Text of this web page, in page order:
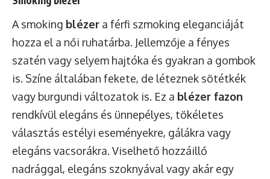
A smoking blézer a férfi szmoking eleganciáját
hozza el a női ruhatárba. Jellemzője a fényes
szatén vagy selyem hajtóka és gyakran a gombok
is. Színe általában fekete, de léteznek sötétkék
vagy burgundi változatok is. Ez a blézer fazon
rendkívül elegáns és ünnepélyes, tökéletes
választás estélyi eseményekre, gálákra vagy
elegáns vacsorákra. Viselhető hozzáillő
nadrággal, elegáns szoknyával vagy akár egy